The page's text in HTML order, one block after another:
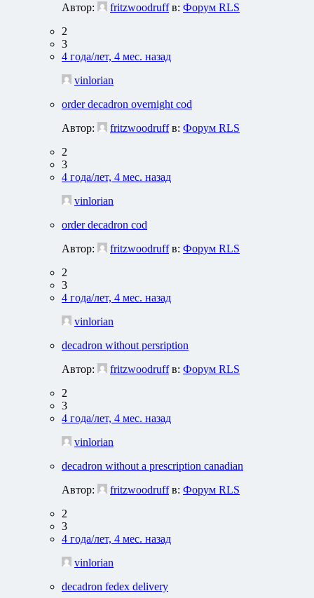
Автор:
fritzwoodruff в: Форум RLS
2
3
4 года/лет, 4 мес. назад
vinlorian
order decadron overnight cod
Автор:
fritzwoodruff в: Форум RLS
2
3
4 года/лет, 4 мес. назад
vinlorian
order decadron cod
Автор:
fritzwoodruff в: Форум RLS
2
3
4 года/лет, 4 мес. назад
vinlorian
decadron without persription
Автор:
fritzwoodruff в: Форум RLS
2
3
4 года/лет, 4 мес. назад
vinlorian
decadron without a prescription canadian
Автор:
fritzwoodruff в: Форум RLS
2
3
4 года/лет, 4 мес. назад
vinlorian
decadron fedex delivery